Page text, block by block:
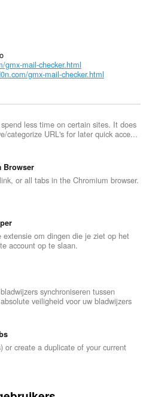
gmx-mail-checker.html
gmx-mail-checker.html
less time on certain sites. It does
categorize URL's for later quick acce...
Browser
or all tabs in the Chromium browser.
extensie om dingen die je ziet op het
account op te slaan.
synchroniseren tussen
veiligheid voor uw bladwijzers
or create a duplicate of your current